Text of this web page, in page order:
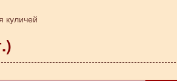
куличей